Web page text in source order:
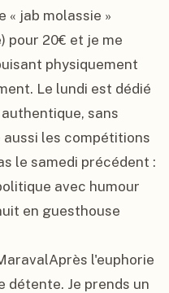
« jab molassie »
pour 20€ et je me
physiquement
Le lundi est dédié
sans
les compétitions
le samedi précédent :
avec humour
en guesthouse
l'euphorie
détente. Je prends un